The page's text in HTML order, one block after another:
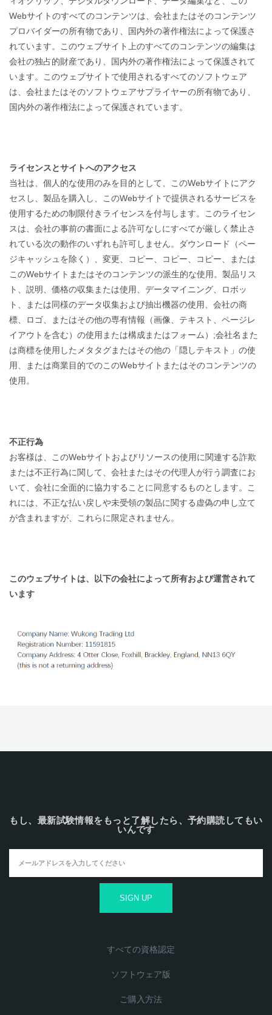
Webサイトのすべてのコンテンツは、会社またはそのコンテンツ
プロバイダーの所有物であり、国内外の著作権法によって保護さ
れています。このウェブサイト上のすべてのコンテンツの編集は
会社の独占的財産であり、国内外の著作権法によって保護されて
います。このウェブサイトで使用されるすべてのソフトウェア
は、会社またはそのソフトウェアサプライヤーの所有物であり、
国内外の著作権法によって保護されています。
ライセンスとサイトへのアクセス
当社は、個人的な使用のみを目的として、このWebサイトにアク
セスし、製品を購入し、このWebサイトで提供されるサービスを
使用するための制限付きライセンスを付与します。このライセン
スは、会社の事前の書面による許可なしにすべてが厳しく禁止さ
れている次の動作のいずれも許可しません。ダウンロード（ペー
ジキャッシュを除く）、変更、コピー、コピー、コピー、または
このWebサイトまたはそのコンテンツの派生的な使用。製品リス
ト、説明、価格の収集または使用、データマイニング、ロボッ
ト、または同様のデータ収集および抽出機器の使用、会社の商
標、ロゴ、またはその他の専有情報（画像、テキスト、ページレ
イアウトを含む）の使用または構成またはフォーム）;会社名また
は商標を使用したメタタグまたはその他の「隠しテキスト」の使
用、または商業目的でのこのWebサイトまたはそのコンテンツの
使用。
不正行為
お客様は、このWebサイトおよびリソースの使用に関連する詐欺
または不正行為に関して、会社またはその代理人が行う調査にお
いて、会社に全面的に協力することに同意するものとします。こ
れには、不正な払い戻しや未受領の製品に関する虚偽の申し立て
が含まれますが、これらに限定されません。
このウェブサイトは、以下の会社によって所有および運営されて
います
もし、最新試験情報をもっと了解したら、予約購読してもい
いんです
すべての資格認定
ソフトウェア版
ご購入方法